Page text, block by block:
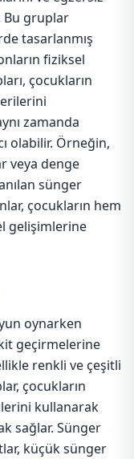
Bu gruplar
tasarlanmış
fiziksel
çocukların
zamanda
olabilir. Örneğin,
veya denge
sünger
çocukların hem
gelişimlerine
oynarken
geçirmelerine
renkli ve çeşitli
çocukların
kullanarak
sağlar. Sünger
küçük sünger